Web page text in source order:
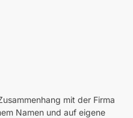
mit der Firma
Namen und auf eigene